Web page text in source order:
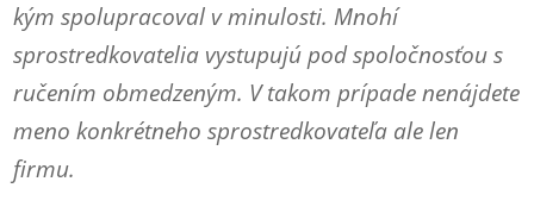
kým spolupracoval v minulosti. Mnohí
sprostredkovatelia vystupujú pod spoločnosťou s
ručením obmedzeným. V takom prípade nenájdete
meno konkrétneho sprostredkovateľa ale len
firmu.